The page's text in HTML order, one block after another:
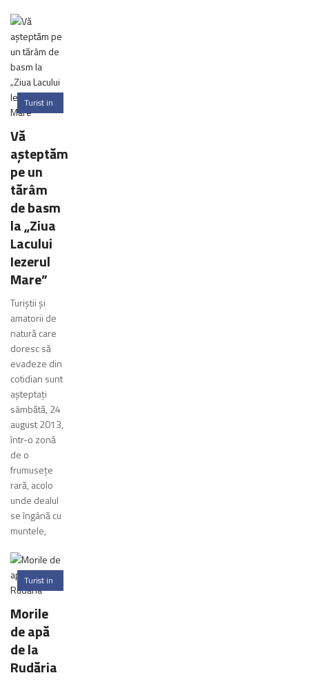
Turist in
Comments
Vă
aşteptăm
pe un
tărâm
de basm
la „Ziua
Lacului
Iezerul
Mare”
Turiştii şi
amatorii de
natură care
doresc să
evadeze din
cotidian sunt
aşteptaţi
sâmbătă, 24
august 2013,
într-o zonă
de o
frumuseţe
rară, acolo
unde dealul
se îngână cu
muntele,
Turist in
0
Comments
Morile
de apă
de la
Rudăria